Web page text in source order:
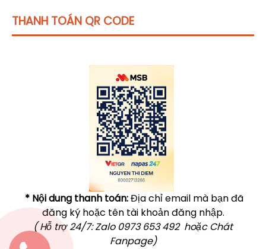
THANH TOÁN QR CODE
* Nội dung thanh toán:Địa chỉ email mà bạn đã
đăng ký hoặc tên tài khoản đăng nhập.
( Hỗ trợ 24/7: Zalo 0973 653 492 hoặc Chát
Fanpage)